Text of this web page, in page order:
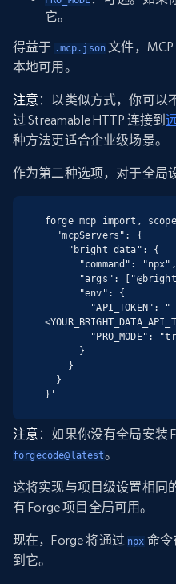
它。
得益于 .mcp.json 文件，
本地可用。
注意 ：以类似方式，你可以
过 Streamable HTTP 连接到
种方法更适合企业级场景。
作为第二种选项，对于全局
forge mcp import,
}'
注意 ：如果你没有全局安装
forgecode@latest。
这将实现与项目级设置相同
有 Forge 项目全局可用。
现在，Forge 将通过 npx 命令
到它。